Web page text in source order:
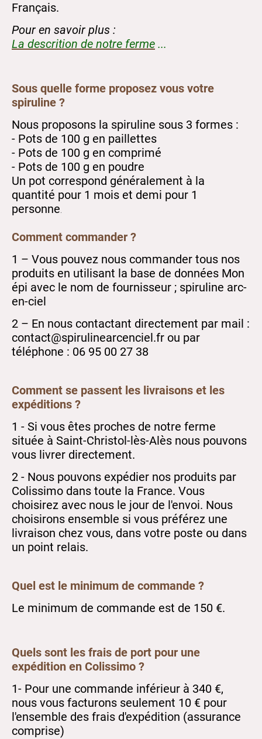
Français.
Pour en savoir plus :
La descrition de notre ferme ...
Sous quelle forme proposez vous votre
spiruline ?
Nous proposons la spiruline sous 3 formes :
- Pots de 100 g en paillettes
- Pots de 100 g en comprimé
- Pots de 100 g en poudre
Un pot correspond généralement à la
quantité pour 1 mois et demi pour 1
personne.
Comment commander ?
1 – Vous pouvez nous commander tous nos
produits en utilisant la base de données Mon
épi avec le nom de fournisseur ; spiruline arc-
en-ciel
2 – En nous contactant directement par mail :
contact@spirulinearcenciel.fr ou par
téléphone : 06 95 00 27 38
Comment se passent les livraisons et les
expéditions ?
1 - Si vous êtes proches de notre ferme
située à Saint-Christol-lès-Alès nous pouvons
vous livrer directement.
2 - Nous pouvons expédier nos produits par
Colissimo dans toute la France. Vous
choisirez avec nous le jour de l'envoi. Nous
choisirons ensemble si vous préférez une
livraison chez vous, dans votre poste ou dans
un point relais.
Quel est le minimum de commande ?
Le minimum de commande est de 150 €.
Quels sont les frais de port pour une
expédition en Colissimo ?
1- Pour une commande inférieur à 340 €,
nous vous facturons seulement 10 € pour
l'ensemble des frais d'expédition (assurance
comprise)